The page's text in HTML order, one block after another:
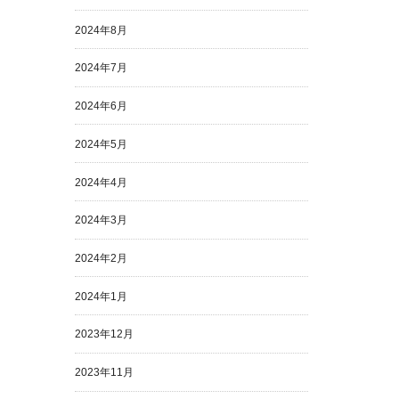
2024年8月
2024年7月
2024年6月
2024年5月
2024年4月
2024年3月
2024年2月
2024年1月
2023年12月
2023年11月